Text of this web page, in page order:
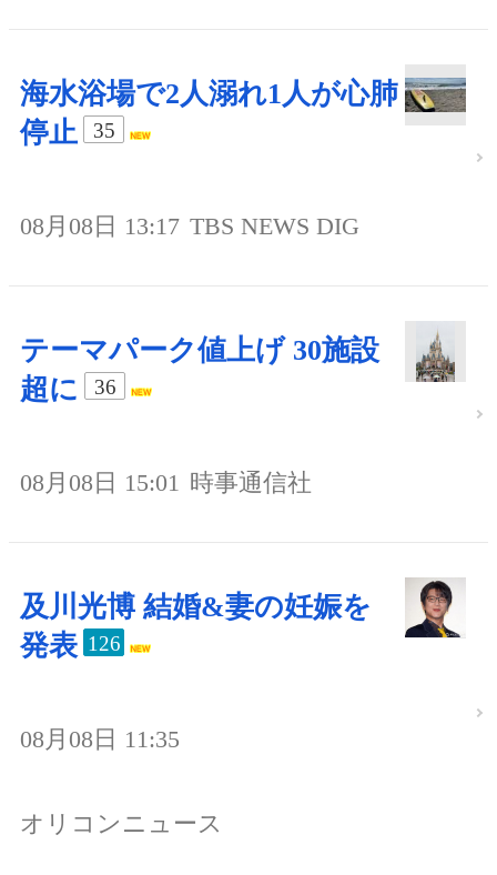
海水浴場で2人溺れ1人が心肺
停止
35
08月08日 13:17 TBS NEWS DIG
テーマパーク値上げ 30施設
超に
36
08月08日 15:01 時事通信社
及川光博 結婚&妻の妊娠を
発表 126
08月08日 11:35
オリコンニュース